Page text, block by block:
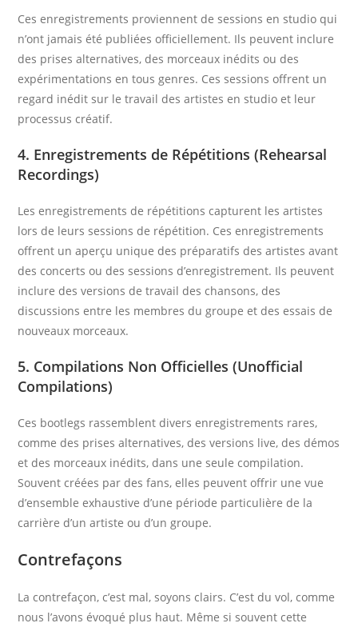
Ces enregistrements proviennent de sessions en studio qui
n’ont jamais été publiées officiellement. Ils peuvent inclure
des prises alternatives, des morceaux inédits ou des
expérimentations en tous genres. Ces sessions offrent un
regard inédit sur le travail des artistes en studio et leur
processus créatif.
4. Enregistrements de Répétitions (Rehearsal
Recordings)
Les enregistrements de répétitions capturent les artistes
lors de leurs sessions de répétition. Ces enregistrements
offrent un aperçu unique des préparatifs des artistes avant
des concerts ou des sessions d’enregistrement. Ils peuvent
inclure des versions de travail des chansons, des
discussions entre les membres du groupe et des essais de
nouveaux morceaux.
5. Compilations Non Officielles (Unofficial
Compilations)
Ces bootlegs rassemblent divers enregistrements rares,
comme des prises alternatives, des versions live, des démos
et des morceaux inédits, dans une seule compilation.
Souvent créées par des fans, elles peuvent offrir une vue
d’ensemble exhaustive d’une période particulière de la
carrière d’un artiste ou d’un groupe.
Contrefaçons
La contrefaçon, c’est mal, soyons clairs. C’est du vol, comme
nous l’avons évoqué plus haut. Même si souvent cette